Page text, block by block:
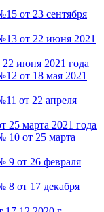
от 23 сентября
от 22 июня 2021
июня 2021 года
от 18 мая 2021
от 22 апреля
25 марта 2021 года
10 от 25 марта
9 от 26 февраля
8 от 17 декабря